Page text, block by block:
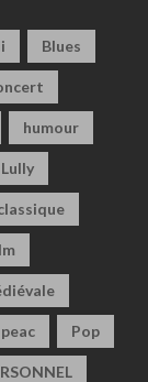
Blues
humour
Lully
peac Pop